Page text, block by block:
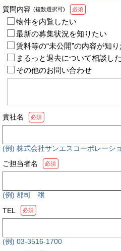
質問内容 (複数選択可) 必須
物件を内覧したい
最新の募集状況を知りたい
賃料等の“未公開”の内容が知
まるっと退去について相談し
その他のお問い合わせ
貴社名 必須
(例) 株式会社サンエスコーポレーシ
ご担当者名
必須
(例) 郡司 穣
TEL
必須
(例) 03-3516-1700